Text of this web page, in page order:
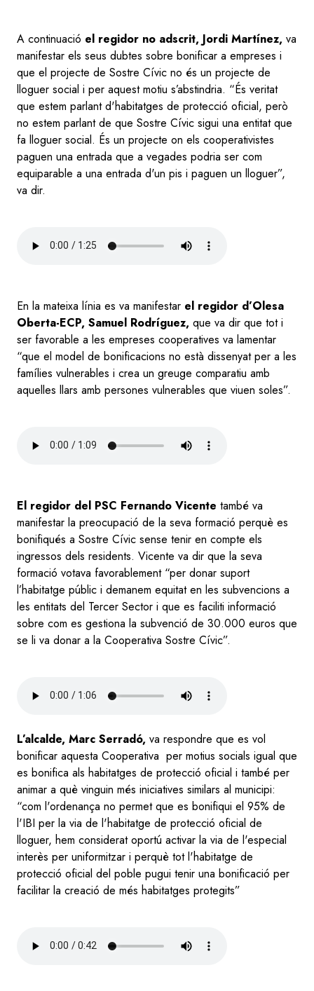
A continuació el regidor no adscrit, Jordi Martínez, va
manifestar els seus dubtes sobre bonificar a empreses i
que el projecte de Sostre Cívic no és un projecte de
lloguer social i per aquest motiu s’abstindria. “És veritat
que estem parlant d'habitatges de protecció oficial, però
no estem parlant de que Sostre Cívic sigui una entitat que
fa lloguer social. És un projecte on els cooperativistes
paguen una entrada que a vegades podria ser com
equiparable a una entrada d'un pis i paguen un lloguer”,
va dir.
En la mateixa línia es va manifestar el regidor d’Olesa
Oberta-ECP, Samuel Rodríguez, que va dir que tot i
ser favorable a les empreses cooperatives va lamentar
“que el model de bonificacions no està dissenyat per a les
famílies vulnerables i crea un greuge comparatiu amb
aquelles llars amb persones vulnerables que viuen soles”.
El regidor del PSC Fernando Vicente també va
manifestar la preocupació de la seva formació perquè es
bonifiqués a Sostre Cívic sense tenir en compte els
ingressos dels residents. Vicente va dir que la seva
formació votava favorablement “per donar suport
l’habitatge públic i demanem equitat en les subvencions a
les entitats del Tercer Sector i que es faciliti informació
sobre com es gestiona la subvenció de 30.000 euros que
se li va donar a la Cooperativa Sostre Cívic”.
L’alcalde, Marc Serradó, va respondre que es vol
bonificar aquesta Cooperativa per motius socials igual que
es bonifica als habitatges de protecció oficial i també per
animar a què vinguin més iniciatives similars al municipi:
“com l'ordenança no permet que es bonifiqui el 95% de
l'IBI per la via de l'habitatge de protecció oficial de
lloguer, hem considerat oportú activar la via de l'especial
interès per uniformitzar i perquè tot l'habitatge de
protecció oficial del poble pugui tenir una bonificació per
facilitar la creació de més habitatges protegits”